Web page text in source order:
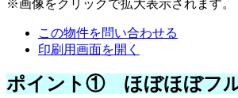
※画像をクリックで拡大表示されます。
この物件を問い合わせる
印刷用画面を開く
ポイント① ほぼほぼフ